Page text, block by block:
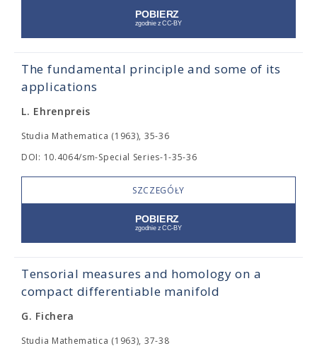
The fundamental principle and some of its
applications
L. Ehrenpreis
Studia Mathematica (1963), 35-36
DOI: 10.4064/sm-Special Series-1-35-36
SZCZEGÓŁY
Tensorial measures and homology on a
compact differentiable manifold
G. Fichera
Studia Mathematica (1963), 37-38